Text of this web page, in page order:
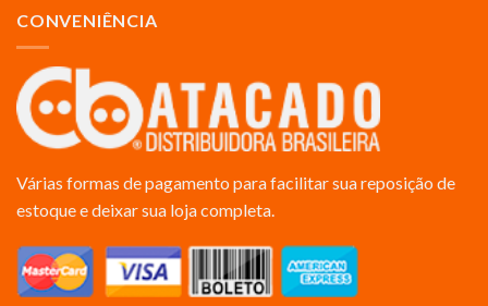
CONVENIÊNCIA
Várias formas de pagamento para facilitar sua reposição de
estoque e deixar sua loja completa.